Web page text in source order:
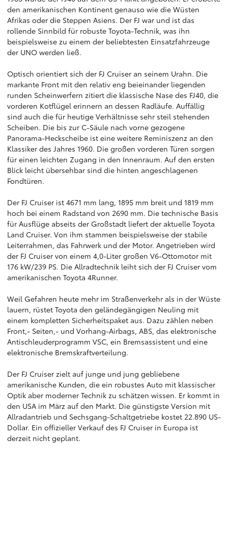
den amerikanischen Kontinent genauso wie die Wüsten
Afrikas oder die Steppen Asiens. Der FJ war und ist das
rollende Sinnbild für robuste Toyota-Technik, was ihn
beispielsweise zu einem der beliebtesten Einsatzfahrzeuge
der UNO werden ließ.
Optisch orientiert sich der FJ Cruiser an seinem Urahn. Die
markante Front mit den relativ eng beieinander liegenden
runden Scheinwerfern zitiert die klassische Nase des FJ40, die
vorderen Kotflügel erinnern an dessen Radläufe. Auffällig
sind auch die für heutige Verhältnisse sehr steil stehenden
Scheiben. Die bis zur C-Säule nach vorne gezogene
Panorama-Heckscheibe ist eine weitere Reminiszenz an den
Klassiker des Jahres 1960. Die großen vorderen Türen sorgen
für einen leichten Zugang in den Innenraum. Auf den ersten
Blick leicht übersehbar sind die hinten angeschlagenen
Fondtüren.
Der FJ Cruiser ist 4671 mm lang, 1895 mm breit und 1819 mm
hoch bei einem Radstand von 2690 mm. Die technische Basis
für Ausflüge abseits der Großstadt liefert der aktuelle Toyota
Land Cruiser. Von ihm stammen beispielsweise der stabile
Leiterrahmen, das Fahrwerk und der Motor. Angetrieben wird
der FJ Cruiser von einem 4,0-Liter großen V6-Ottomotor mit
176 kW/239 PS. Die Allradtechnik leiht sich der FJ Cruiser vom
amerikanischen Toyota 4Runner.
Weil Gefahren heute mehr im Straßenverkehr als in der Wüste
lauern, rüstet Toyota den geländegängigen Neuling mit
einem kompletten Sicherheitspaket aus. Dazu zählen neben
Front,- Seiten,- und Vorhang-Airbags, ABS, das elektronische
Antischleuderprogramm VSC, ein Bremsassistent und eine
elektronische Bremskraftverteilung.
Der FJ Cruiser zielt auf junge und jung gebliebene
amerikanische Kunden, die ein robustes Auto mit klassischer
Optik aber moderner Technik zu schätzen wissen. Er kommt in
den USA im März auf den Markt. Die günstigste Version mit
Allradantrieb und Sechsgang-Schaltgetriebe kostet 22.890 US-
Dollar. Ein offizieller Verkauf des FJ Cruiser in Europa ist
derzeit nicht geplant.